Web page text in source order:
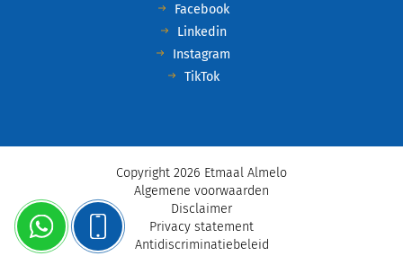
Facebook
Linkedin
Instagram
TikTok
Copyright 2026 Etmaal Almelo
Algemene voorwaarden
Disclaimer
Privacy statement
Antidiscriminatiebeleid